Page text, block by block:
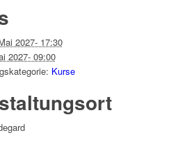
2027- 17:30
2027- 09:00
Kurse